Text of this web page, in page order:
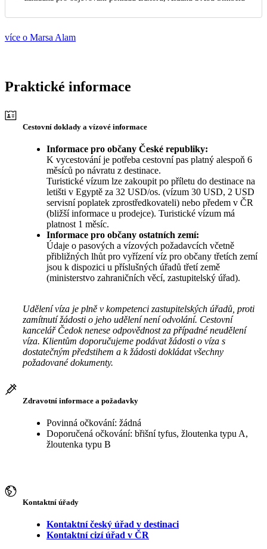
více o Marsa Alam
Praktické informace
Cestovní doklady a vízové informace
Informace pro občany České republiky:
K vycestování je potřeba cestovní pas platný alespoň 6
měsíců po návratu z destinace.
Turistické vízum lze zakoupit po příletu do destinace na
letišti v Egyptě za 32 USD/os. (vízum 30 USD, 2 USD
servisní poplatek zprostředkovateli) nebo předem v ČR
(bližší informace u prodejce). Turistické vízum má
platnost 1 měsíc.
Informace pro občany ostatních zemí:
Údaje o pasových a vízových požadavcích včetně
přibližných lhůt pro vyřízení víz pro občany třetích zemí
jsou k dispozici u příslušných úřadů třetí země
(ministerstvo zahraničních věcí, zastupitelský úřad).
Udělení víza je plně v kompetenci zastupitelských úřadů, proti
zamítnutí žádosti o jeho udělení není odvolání. Cestovní
kancelář Čedok nenese odpovědnost za případné neudělení
víza. Klientům doporučujeme podávat žádosti o víza s
dostatečným předstihem a k žádosti dokládat všechny
požadované dokumenty.
Zdravotní informace a požadavky
Povinná očkování: žádná
Doporučená očkování: břišní tyfus, žloutenka typu A,
žloutenka typu B
Kontaktní úřady
Kontaktní český úřad v destinaci
Kontaktní cizí úřad v ČR